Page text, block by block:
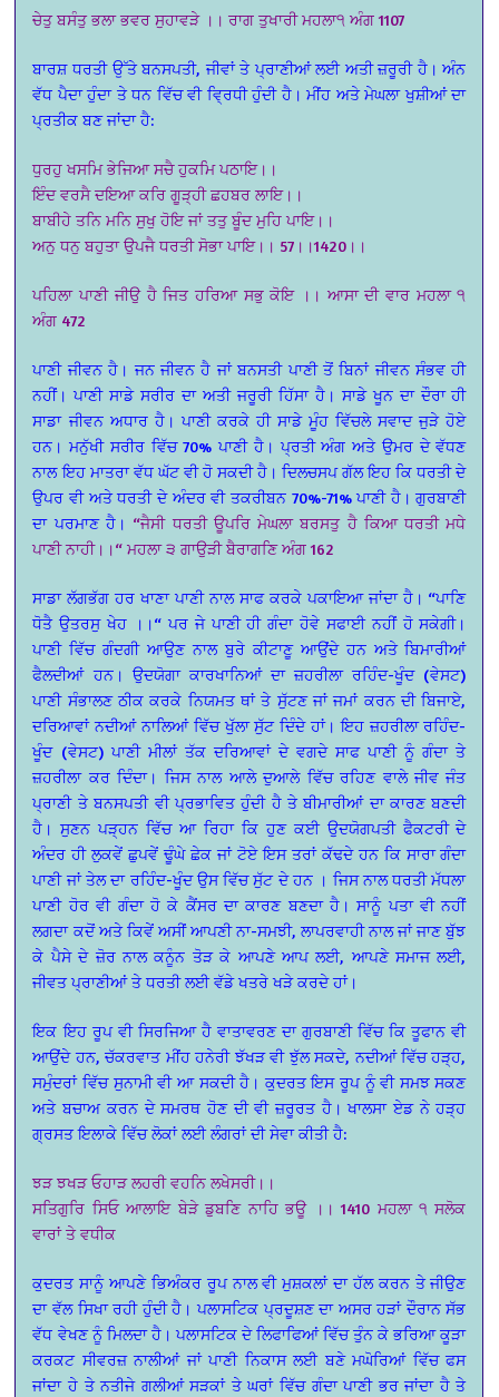
ਚੇਤੁ ਬਸੰਤੁ ਭਲਾ ਭਵਰ ਸੁਹਾਵੜੇ ।। ਰਾਗ ਤੁਖਾਰੀ ਮਹਲਾ੧ ਅੰਗ 1107
ਬਾਰਸ਼ ਧਰਤੀ ਉੱਤੇ ਬਨਸਪਤੀ, ਜੀਵਾਂ ਤੇ ਪ੍ਰਾਣੀਆਂ ਲਈ ਅਤੀ ਜ਼ਰੂਰੀ ਹੈ। ਅੰਨ
ਵੱਧ ਪੈਦਾ ਹੁੰਦਾ ਤੇ ਧਨ ਵਿੱਚ ਵੀ ਵ੍ਰਿਧੀ ਹੁੰਦੀ ਹੈ। ਮੀਂਹ ਅਤੇ ਮੇਘਲਾ ਖੁਸ਼ੀਆਂ ਦਾ
ਪ੍ਰਤੀਕ ਬਣ ਜਾਂਦਾ ਹੈ:
ਧੁਰਹੁ ਖਸਮਿ ਭੇਜਿਆ ਸਚੈ ਹੁਕਮਿ ਪਠਾਇ।।
ਇੰਦ ਵਰਸੈ ਦਇਆ ਕਰਿ ਗੂੜ੍ਹੀ ਛਹਬਰ ਲਾਇ।।
ਬਾਬੀਹੇ ਤਨਿ ਮਨਿ ਸੁਖੁ ਹੋਇ ਜਾਂ ਤਤੁ ਬੂੰਦ ਮੁਹਿ ਪਾਇ।।
ਅਨੁ ਧਨੁ ਬਹੁਤਾ ਉਪਜੈ ਧਰਤੀ ਸੋਭਾ ਪਾਇ।। 57।।1420।।
ਪਹਿਲਾ ਪਾਣੀ ਜੀਉ ਹੈ ਜਿਤ ਹਰਿਆ ਸਭੁ ਕੋਇ ।। ਆਸਾ ਦੀ ਵਾਰ ਮਹਲਾ ੧
ਅੰਗ 472
ਪਾਣੀ ਜੀਵਨ ਹੈ। ਜਨ ਜੀਵਨ ਹੈ ਜਾਂ ਬਨਸਤੀ ਪਾਣੀ ਤੋਂ ਬਿਨਾਂ ਜੀਵਨ ਸੰਭਵ ਹੀ
ਨਹੀਂ। ਪਾਣੀ ਸਾਡੇ ਸਰੀਰ ਦਾ ਅਤੀ ਜਰੂਰੀ ਹਿੱਸਾ ਹੈ। ਸਾਡੇ ਖੂਨ ਦਾ ਦੌਰਾ ਹੀ
ਸਾਡਾ ਜੀਵਨ ਅਧਾਰ ਹੈ। ਪਾਣੀ ਕਰਕੇ ਹੀ ਸਾਡੇ ਮੂੰਹ ਵਿੱਚਲੇ ਸਵਾਦ ਜੁੜੇ ਹੋਏ
ਹਨ। ਮਨੁੱਖੀ ਸਰੀਰ ਵਿੱਚ 70% ਪਾਣੀ ਹੈ। ਪ੍ਰਤੀ ਅੰਗ ਅਤੇ ਉਮਰ ਦੇ ਵੱਧਣ
ਨਾਲ ਇਹ ਮਾਤਰਾ ਵੱਧ ਘੱਟ ਵੀ ਹੋ ਸਕਦੀ ਹੈ। ਦਿਲਚਸਪ ਗੱਲ ਇਹ ਕਿ ਧਰਤੀ ਦੇ
ਉਪਰ ਵੀ ਅਤੇ ਧਰਤੀ ਦੇ ਅੰਦਰ ਵੀ ਤਕਰੀਬਨ 70%-71% ਪਾਣੀ ਹੈ। ਗੁਰਬਾਣੀ
ਦਾ ਪਰਮਾਣ ਹੈ। “ਜੈਸੀ ਧਰਤੀ ਊਪਰਿ ਮੇਘਲਾ ਬਰਸਤੁ ਹੈ ਕਿਆ ਧਰਤੀ ਮਧੇ
ਪਾਣੀ ਨਾਹੀ।।“ ਮਹਲਾ ੩ ਗਾਉੜੀ ਬੈਰਾਗਣਿ ਅੰਗ 162
ਸਾਡਾ ਲੱਗਭੱਗ ਹਰ ਖਾਣਾ ਪਾਣੀ ਨਾਲ ਸਾਫ ਕਰਕੇ ਪਕਾਇਆ ਜਾਂਦਾ ਹੈ। “ਪਾਣਿ
ਧੋਤੈ ਉਤਰਸੁ ਖੇਹ ।।“ ਪਰ ਜੇ ਪਾਣੀ ਹੀ ਗੰਦਾ ਹੋਵੇ ਸਫਾਈ ਨਹੀਂ ਹੋ ਸਕੇਗੀ।
ਪਾਣੀ ਵਿੱਚ ਗੰਦਗੀ ਆਉਣ ਨਾਲ ਬੁਰੇ ਕੀਟਾਣੂ ਆਉਂਦੇ ਹਨ ਅਤੇ ਬਿਮਾਰੀਆਂ
ਫੈਲਦੀਆਂ ਹਨ। ਉਦਯੋਗਾ ਕਾਰਖਾਨਿਆਂ ਦਾ ਜ਼ਹਰੀਲਾ ਰਹਿੰਦ-ਖੂੰਦ (ਵੇਸਟ)
ਪਾਣੀ ਸੰਭਾਲਣ ਠੀਕ ਕਰਕੇ ਨਿਯਮਤ ਥਾਂ ਤੇ ਸੁੱਟਣ ਜਾਂ ਜਮਾਂ ਕਰਨ ਦੀ ਬਿਜਾਏ,
ਦਰਿਆਵਾਂ ਨਦੀਆਂ ਨਾਲਿਆਂ ਵਿੱਚ ਖੁੱਲਾ ਸੁੱਟ ਦਿੰਦੇ ਹਾਂ। ਇਹ ਜ਼ਹਰੀਲਾ ਰਹਿੰਦ-
ਖੂੰਦ (ਵੇਸਟ) ਪਾਣੀ ਮੀਲਾਂ ਤੱਕ ਦਰਿਆਵਾਂ ਦੇ ਵਗਦੇ ਸਾਫ ਪਾਣੀ ਨੂੰ ਗੰਦਾ ਤੇ
ਜ਼ਹਰੀਲਾ ਕਰ ਦਿੰਦਾ। ਜਿਸ ਨਾਲ ਆਲੇ ਦੁਆਲੇ ਵਿੱਚ ਰਹਿਣ ਵਾਲੇ ਜੀਵ ਜੰਤ
ਪ੍ਰਾਣੀ ਤੇ ਬਨਸਪਤੀ ਵੀ ਪ੍ਰਭਾਵਿਤ ਹੁੰਦੀ ਹੈ ਤੇ ਬੀਮਾਰੀਆਂ ਦਾ ਕਾਰਣ ਬਣਦੀ
ਹੈ। ਸੁਣਨ ਪੜ੍ਹਨ ਵਿੱਚ ਆ ਰਿਹਾ ਕਿ ਹੁਣ ਕਈ ਉਦਯੋਗਪਤੀ ਫੈਕਟਰੀ ਦੇ
ਅੰਦਰ ਹੀ ਲੁਕਵੇਂ ਛੁਪਵੇਂ ਢੂੰਘੇ ਛੇਕ ਜਾਂ ਟੋਏ ਇਸ ਤਰਾਂ ਕੱਢਦੇ ਹਨ ਕਿ ਸਾਰਾ ਗੰਦਾ
ਪਾਣੀ ਜਾਂ ਤੇਲ ਦਾ ਰਹਿੰਦ-ਖੂੰਦ ਉਸ ਵਿੱਚ ਸੁੱਟ ਦੇ ਹਨ । ਜਿਸ ਨਾਲ ਧਰਤੀ ਮੱਧਲਾ
ਪਾਣੀ ਹੋਰ ਵੀ ਗੰਦਾ ਹੋ ਕੇ ਕੈਂਸਰ ਦਾ ਕਾਰਣ ਬਣਦਾ ਹੈ। ਸਾਨੂੰ ਪਤਾ ਵੀ ਨਹੀਂ
ਲਗਦਾ ਕਦੋਂ ਅਤੇ ਕਿਵੇਂ ਅਸੀਂ ਆਪਣੀ ਨਾ-ਸਮਝੀ, ਲਾਪਰਵਾਹੀ ਨਾਲ ਜਾਂ ਜਾਣ ਬੁੱਝ
ਕੇ ਪੈਸੇ ਦੇ ਜ਼ੋਰ ਨਾਲ ਕਨੂੰਨ ਤੋੜ ਕੇ ਆਪਣੇ ਆਪ ਲਈ, ਆਪਣੇ ਸਮਾਜ ਲਈ,
ਜੀਵਤ ਪ੍ਰਾਣੀਆਂ ਤੇ ਧਰਤੀ ਲਈ ਵੱਡੇ ਖਤਰੇ ਖੜੇ ਕਰਦੇ ਹਾਂ।
ਇਕ ਇਹ ਰੂਪ ਵੀ ਸਿਰਜਿਆ ਹੈ ਵਾਤਾਵਰਣ ਦਾ ਗੁਰਬਾਣੀ ਵਿੱਚ ਕਿ ਤੂਫਾਨ ਵੀ
ਆਉਂਦੇ ਹਨ, ਚੱਕਰਵਾਤ ਮੀਂਹ ਹਨੇਰੀ ਝੱਖੜ ਵੀ ਝੁੱਲ ਸਕਦੇ, ਨਦੀਆਂ ਵਿੱਚ ਹੜ੍ਹ,
ਸਮੁੰਦਰਾਂ ਵਿੱਚ ਸੁਨਾਮੀ ਵੀ ਆ ਸਕਦੀ ਹੈ। ਕੁਦਰਤ ਇਸ ਰੂਪ ਨੂੰ ਵੀ ਸਮਝ ਸਕਣ
ਅਤੇ ਬਚਾਅ ਕਰਨ ਦੇ ਸਮਰਥ ਹੋਣ ਦੀ ਵੀ ਜ਼ਰੂਰਤ ਹੈ। ਖਾਲਸਾ ਏਡ ਨੇ ਹੜ੍ਹ
ਗ੍ਰਸਤ ਇਲਾਕੇ ਵਿੱਚ ਲੋਕਾਂ ਲਈ ਲੰਗਰਾਂ ਦੀ ਸੇਵਾ ਕੀਤੀ ਹੈ:
ਝੜ ਝਖੜ ਓਹਾੜ ਲਹਰੀ ਵਹਨਿ ਲਖੇਸਰੀ।।
ਸਤਿਗੁਰਿ ਸਿਓ ਆਲਾਇ ਬੇੜੇ ਡੁਬਣਿ ਨਾਹਿ ਭਊ ।। 1410 ਮਹਲਾ ੧ ਸਲੋਕ
ਵਾਰਾਂ ਤੇ ਵਧੀਕ
ਕੁਦਰਤ ਸਾਨੂੰ ਆਪਣੇ ਭਿਅੰਕਰ ਰੂਪ ਨਾਲ ਵੀ ਮੁਸ਼ਕਲਾਂ ਦਾ ਹੱਲ ਕਰਨ ਤੇ ਜੀਉਣ
ਦਾ ਵੱਲ ਸਿਖਾ ਰਹੀ ਹੁੰਦੀ ਹੈ। ਪਲਾਸਟਿਕ ਪ੍ਰਦੂਸ਼ਣ ਦਾ ਅਸਰ ਹੜਾਂ ਦੌਰਾਨ ਸੱਭ
ਵੱਧ ਵੇਖਣ ਨੂੰ ਮਿਲਦਾ ਹੈ। ਪਲਾਸਟਿਕ ਦੇ ਲਿਫਾਫਿਆਂ ਵਿੱਚ ਤੁੰਨ ਕੇ ਭਰਿਆ ਕੂੜਾ
ਕਰਕਟ ਸੀਵਰਜ਼ ਨਾਲੀਆਂ ਜਾਂ ਪਾਣੀ ਨਿਕਾਸ ਲਈ ਬਣੇ ਮਘੋਰਿਆਂ ਵਿੱਚ ਫਸ
ਜਾਂਦਾ ਹੇ ਤੇ ਨਤੀਜੇ ਗਲੀਆਂ ਸੜਕਾਂ ਤੇ ਘਰਾਂ ਵਿੱਚ ਗੰਦਾ ਪਾਣੀ ਭਰ ਜਾਂਦਾ ਹੈ ਤੇ